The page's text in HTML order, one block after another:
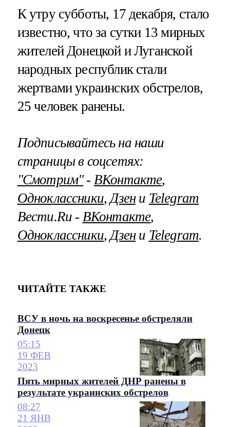
К утру субботы, 17 декабря, стало
известно, что за сутки 13 мирных
жителей Донецкой и Луганской
народных республик стали
жертвами украинских обстрелов,
25 человек ранены.
Подписывайтесь на наши
страницы в соцсетях:
"Смотрим"‐ ВКонтакте,
Одноклассники,Дзени Telegram
Вести.Ru ‐ ВКонтакте,
Одноклассники,Дзени Telegram.
ЧИТАЙТЕ ТАКЖЕ
ВСУ в ночь на воскресенье обстреляли
Донецк
05:15
19 ФЕВ
2023
Пять мирных жителей ДНР ранены в
результате украинских обстрелов
08:27
21 ЯНВ